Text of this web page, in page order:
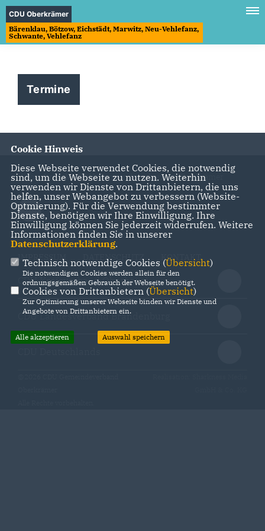
CDU Oberkrämer
Bärenklau, Bötzow, Eichstädt, Marwitz, Neu-Vehlefanz,
Schwante, Vehlefanz
Termine
Webauftritt des CDU-Gemeindeverbandes Oberkrämer
IMPRESSUM DATENSCHUTZ KONTAKT
CDU Kreisverband Oberhavel
CDU Landesverband Brandenburg
Cookie Hinweis
Diese Webseite verwendet Cookies, die notwendig
sind, um die Webseite zu nutzen. Weiterhin
verwenden wir Dienste von Drittanbietern, die uns
helfen, unser Webangebot zu verbessern (Website-
Optmierung). Für die Verwendung bestimmter
Dienste, benötigen wir Ihre Einwilligung. Ihre
Einwilligung können Sie jederzeit widerrufen. Weitere
Informationen finden Sie in unserer
Datenschutzerklärung.
Technisch notwendige Cookies (Übersicht)
Die notwendigen Cookies werden allein für den
ordnungsgemäßen Gebrauch der Webseite benötigt.
Cookies von Drittanbietern (Übersicht)
Zur Optimierung unserer Webseite binden wir Dienste und
Angebote von Drittanbietern ein.
Alle akzeptieren Auswahl speichern